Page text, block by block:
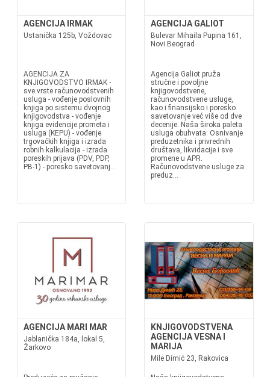
AGENCIJA IRMAK
Ustanička 125b, Voždovac
AGENCIJA ZA
KNJIGOVODSTVO IRMAK -
sve vrste računovodstvenih
usluga - vođenje poslovnih
knjiga po sistemu dvojnog
knjigovodstva - vođenje
knjiga evidencije prometa i
usluga (KEPU) - vođenje
trgovačkih knjiga i izrada
robnih kalkulacija - izrada
poreskih prijava (PDV, PDP,
PB-1) - poresko savetovanj...
AGENCIJA GALIOT
Bulevar Mihaila Pupina 161,
Novi Beograd
Agencija Galiot pruža
stručne i povoljne
knjigovodstvene,
računovodstvene usluge,
kao i finansijsko i poresko
savetovanje već više od dve
decenije. Naša široka paleta
usluga obuhvata: Osnivanje
preduzetnika i privrednih
društava, likvidacije i sve
promene u APR.
Računovodstvene usluge za
preduz...
AGENCIJA MARI MAR
Jablanička 184a, lokal 5,
Žarkovo
KNJIGOVODSTVENA
AGENCIJA VESNA I
MARIJA
Mile Dimić 23, Rakovica